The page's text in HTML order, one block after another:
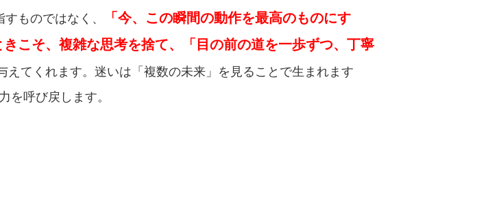
ものではなく、
「今、この瞬間の動作を最高のものにす
こそ、複雑な思考を捨て、「目の前の道を一歩ずつ、丁寧
えてくれます。迷いは「複数の未来」を見ることで生まれます
を呼び戻します。